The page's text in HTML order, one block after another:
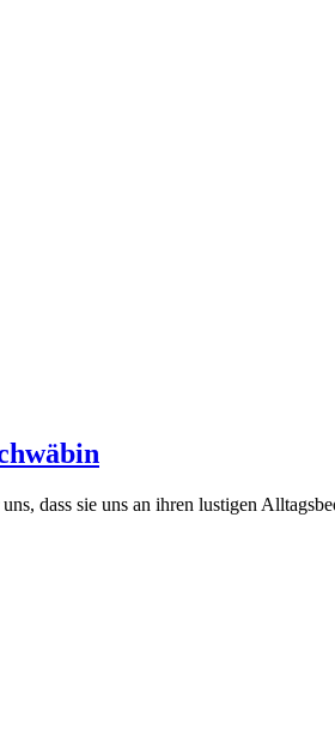
dass sie uns an ihren lustigen